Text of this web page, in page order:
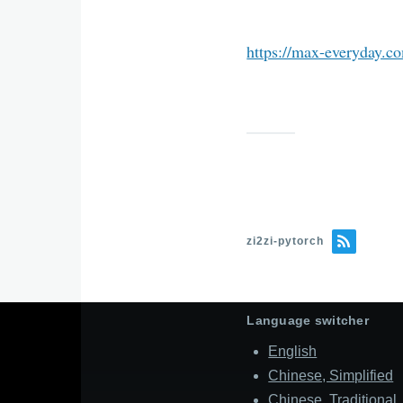
https://max-
zi2zi-pytorch
Language switcher
English
Chinese, Simplified
Chinese, Traditional